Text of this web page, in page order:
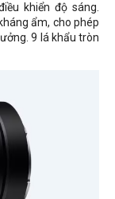
khiển độ sáng.
ẩm, cho phép
9 lá khẩu tròn